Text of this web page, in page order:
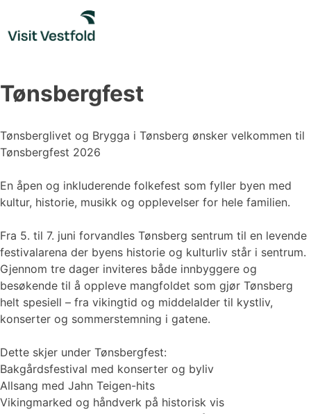
content
Tønsbergfest
Tønsberglivet og Brygga i Tønsberg ønsker velkommen til
Tønsbergfest 2026
En åpen og inkluderende folkefest som fyller byen med
kultur, historie, musikk og opplevelser for hele familien.
Fra 5. til 7. juni forvandles Tønsberg sentrum til en levende
festivalarena der byens historie og kulturliv står i sentrum.
Gjennom tre dager inviteres både innbyggere og
besøkende til å oppleve mangfoldet som gjør Tønsberg
helt spesiell – fra vikingtid og middelalder til kystliv,
konserter og sommerstemning i gatene.
Dette skjer under Tønsbergfest:
Bakgårdsfestival med konserter og byliv
Allsang med Jahn Teigen-hits
Vikingmarked og håndverk på historisk vis